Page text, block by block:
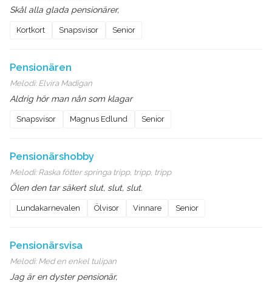
Skål alla glada pensionärer,
Kortkort Snapsvisor Senior
Pensionären
Melodi: Elvira Madigan
Aldrig hör man nån som klagar
Snapsvisor Magnus Edlund Senior
Pensionärshobby
Melodi: Raska fötter springa tripp, tripp, tripp
Ölen den tar säkert slut, slut, slut.
Lundakarnevalen Ölvisor Vinnare Senior
Pensionärsvisa
Melodi: Med en enkel tulipan
Jag är en dyster pensionär,